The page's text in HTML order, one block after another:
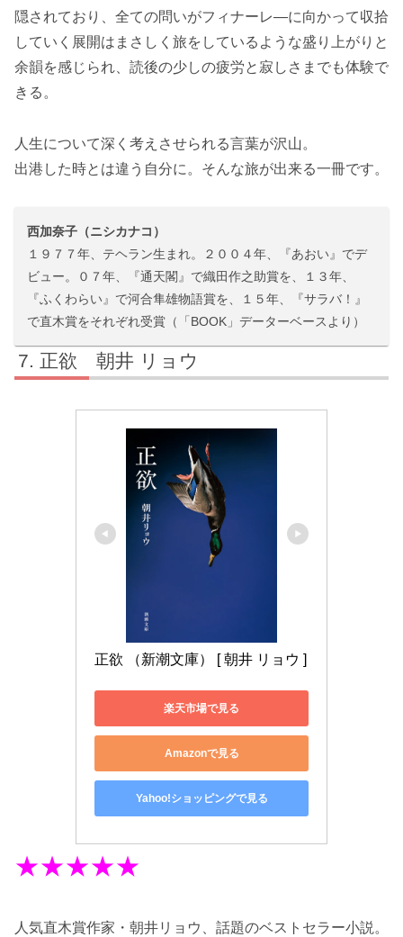
隠されており、全ての問いがフィナーレ―に向かって収拾
していく展開はまさしく旅をしているような盛り上がりと
余韻を感じられ、読後の少しの疲労と寂しさまでも体験で
きる。
人生について深く考えさせられる言葉が沢山。
出港した時とは違う自分に。そんな旅が出来る一冊です。
西加奈子（ニシカナコ）
１９７７年、テヘラン生まれ。２００４年、『あおい』でデ
ビュー。０７年、『通天閣』で織田作之助賞を、１３年、
『ふくわらい』で河合隼雄物語賞を、１５年、『サラバ！』
で直木賞をそれぞれ受賞（「BOOK」データーベースより）
正欲 朝井 リョウ
正欲 （新潮文庫） [ 朝井 リョウ ]
楽天市場で見る
Amazonで見る
Yahoo!ショッピングで見る
★★★★★
人気直木賞作家・朝井リョウ、話題のベストセラー小説。